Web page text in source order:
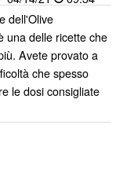
dell'Olive
una delle ricette che
Avete provato a
che spesso
le dosi consigliate